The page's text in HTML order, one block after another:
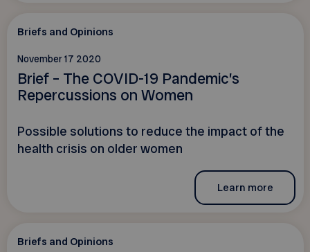
Briefs and Opinions
November 17 2020
Brief – The COVID-19 Pandemic’s
Repercussions on Women
Possible solutions to reduce the impact of the
health crisis on older women
Learn more
Briefs and Opinions